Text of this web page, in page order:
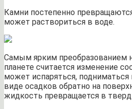
Камни постепенно
может раствориться в воде.
Самым ярким преобразованием
планете считается изменение
может испаряться,
виде осадков обратно на
жидкость превращается в